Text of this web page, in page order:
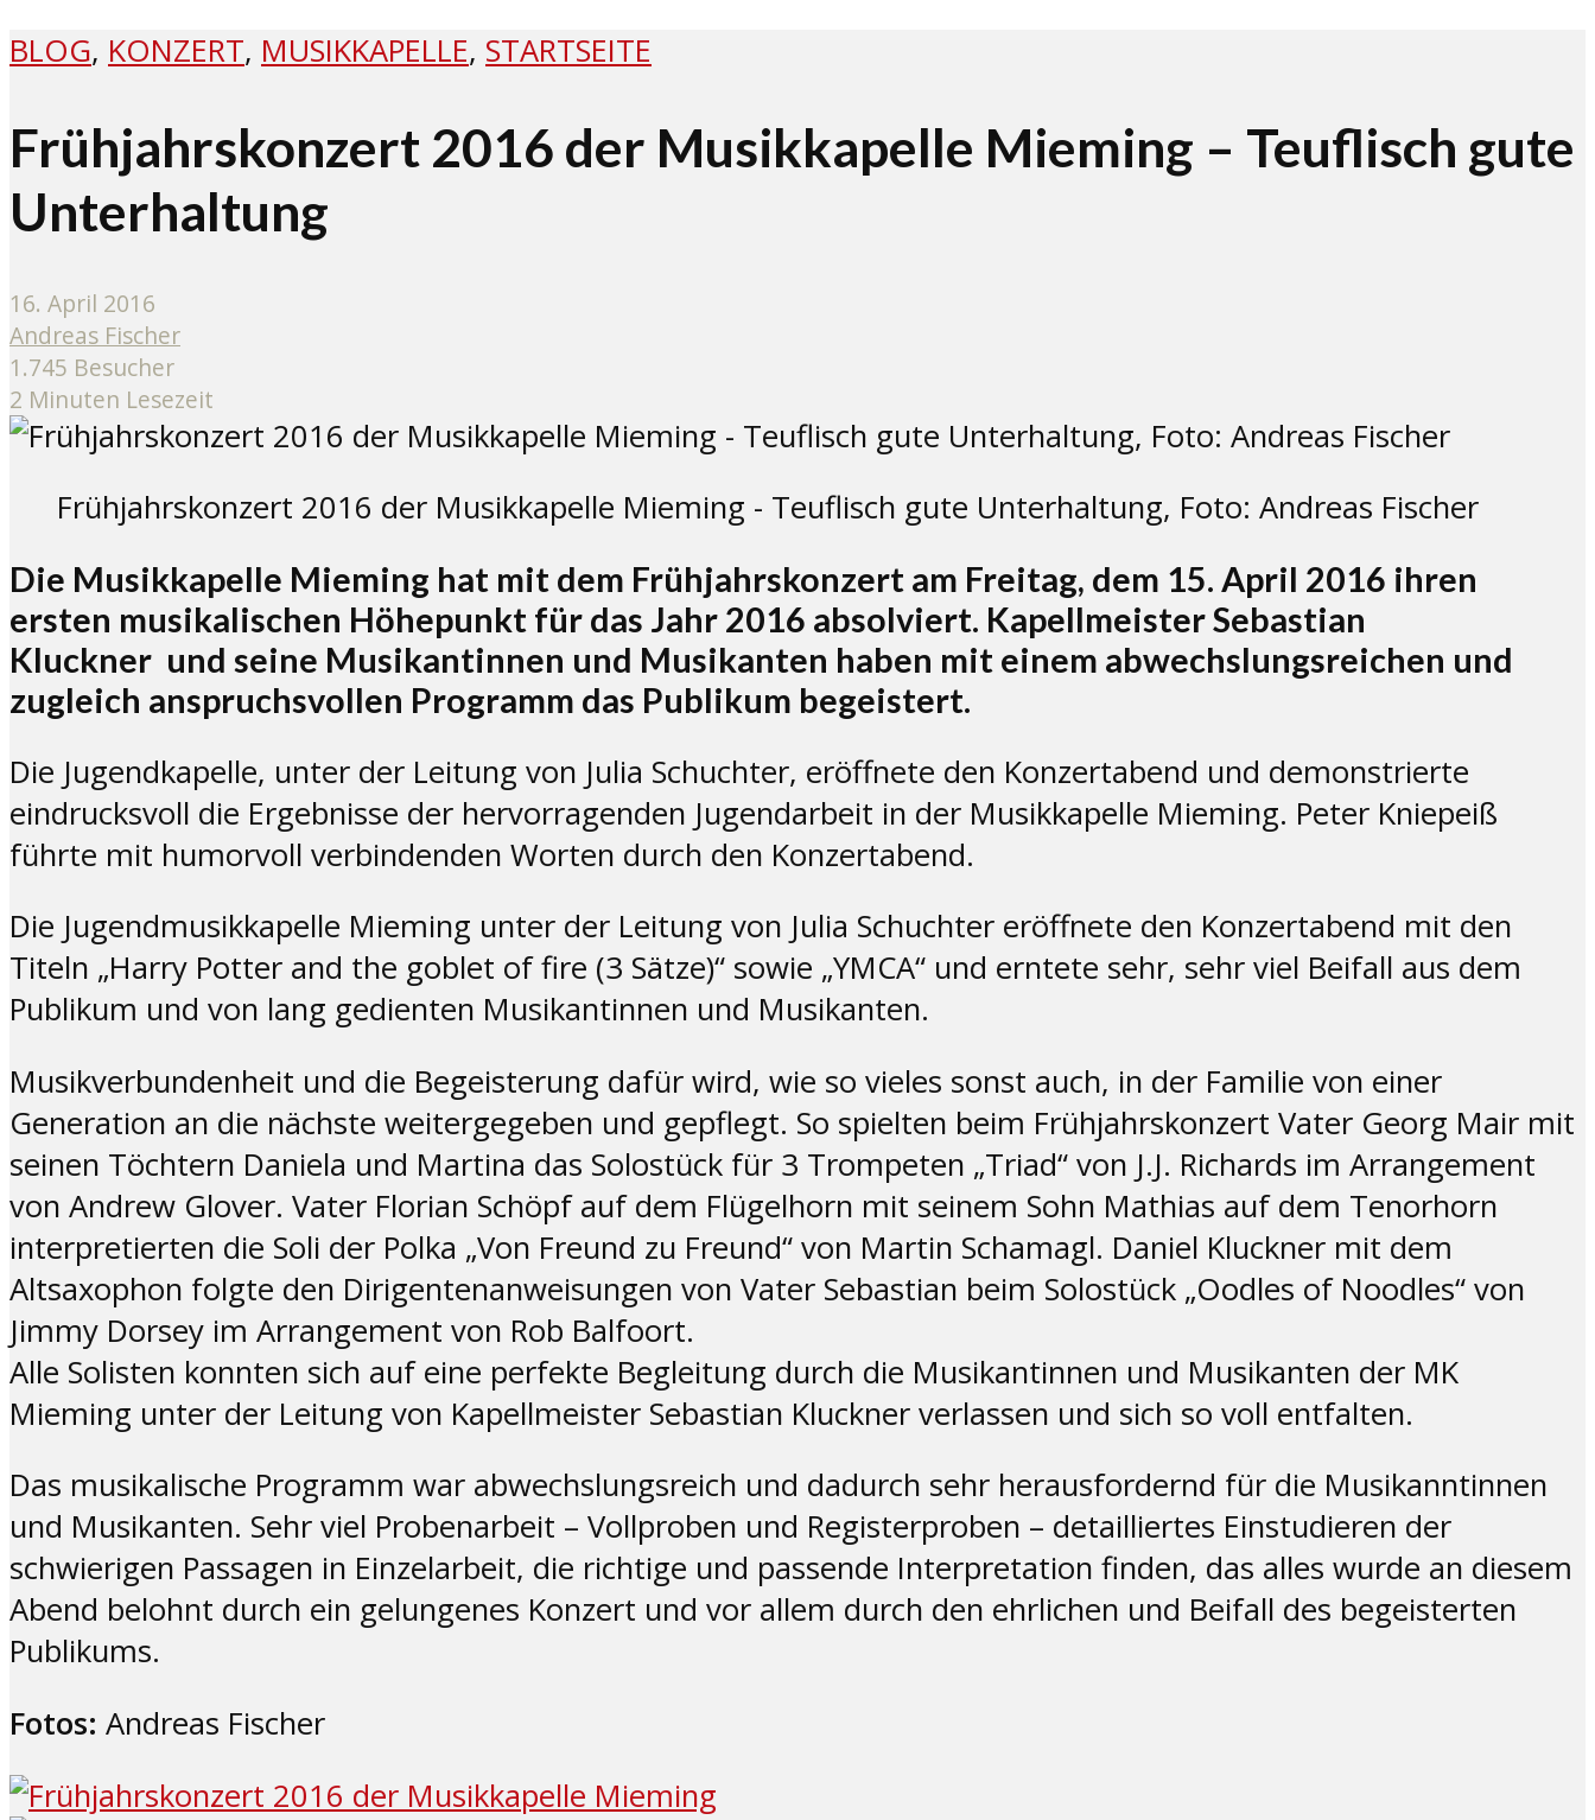
BLOG, KONZERT, MUSIKKAPELLE, STARTSEITE
Frühjahrskonzert 2016 der Musikkapelle Mieming – Teuflisch gute
Unterhaltung
16. April 2016
Andreas Fischer
1.745 Besucher
2 Minuten Lesezeit
Frühjahrskonzert 2016 der Musikkapelle Mieming - Teuflisch gute Unterhaltung, Foto: Andreas Fischer
Die Musikkapelle Mieming hat mit dem Frühjahrskonzert am Freitag, dem 15. April 2016 ihren
ersten musikalischen Höhepunkt für das Jahr 2016 absolviert. Kapellmeister Sebastian
Kluckner und seine Musikantinnen und Musikanten haben mit einem abwechslungsreichen und
zugleich anspruchsvollen Programm das Publikum begeistert.
Die Jugendkapelle, unter der Leitung von Julia Schuchter, eröffnete den Konzertabend und demonstrierte
eindrucksvoll die Ergebnisse der hervorragenden Jugendarbeit in der Musikkapelle Mieming. Peter Kniepeiß
führte mit humorvoll verbindenden Worten durch den Konzertabend.
Die Jugendmusikkapelle Mieming unter der Leitung von Julia Schuchter eröffnete den Konzertabend mit den
Titeln „Harry Potter and the goblet of fire (3 Sätze)“ sowie „YMCA“ und erntete sehr, sehr viel Beifall aus dem
Publikum und von lang gedienten Musikantinnen und Musikanten.
Musikverbundenheit und die Begeisterung dafür wird, wie so vieles sonst auch, in der Familie von einer
Generation an die nächste weitergegeben und gepflegt. So spielten beim Frühjahrskonzert Vater Georg Mair mit
seinen Töchtern Daniela und Martina das Solostück für 3 Trompeten „Triad“ von J.J. Richards im Arrangement
von Andrew Glover. Vater Florian Schöpf auf dem Flügelhorn mit seinem Sohn Mathias auf dem Tenorhorn
interpretierten die Soli der Polka „Von Freund zu Freund“ von Martin Schamagl. Daniel Kluckner mit dem
Altsaxophon folgte den Dirigentenanweisungen von Vater Sebastian beim Solostück „Oodles of Noodles“ von
Jimmy Dorsey im Arrangement von Rob Balfoort.
Alle Solisten konnten sich auf eine perfekte Begleitung durch die Musikantinnen und Musikanten der MK
Mieming unter der Leitung von Kapellmeister Sebastian Kluckner verlassen und sich so voll entfalten.
Das musikalische Programm war abwechslungsreich und dadurch sehr herausfordernd für die Musikanntinnen
und Musikanten. Sehr viel Probenarbeit – Vollproben und Registerproben – detailliertes Einstudieren der
schwierigen Passagen in Einzelarbeit, die richtige und passende Interpretation finden, das alles wurde an diesem
Abend belohnt durch ein gelungenes Konzert und vor allem durch den ehrlichen und Beifall des begeisterten
Publikums.
Fotos: Andreas Fischer